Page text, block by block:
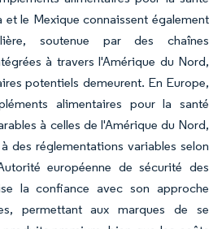
le Mexique connaissent également
soutenue par des chaînes
à travers l'Amérique du Nord,
potentiels demeurent. En Europe,
alimentaires pour la santé
à celles de l'Amérique du Nord,
des réglementations variables selon
européenne de sécurité des
la confiance avec son approche
permettant aux marques de se